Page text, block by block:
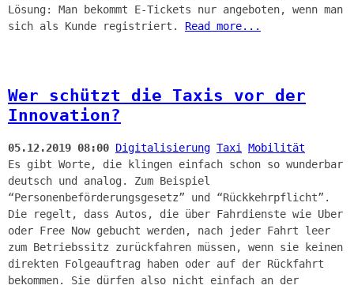
Lösung: Man bekommt E-Tickets nur angeboten, wenn man
sich als Kunde registriert. Read more...
Wer schützt die Taxis vor der
Innovation?
05.12.2019 08:00 Digitalisierung Taxi
Mobilität
Es gibt Worte, die klingen einfach schon so wunderbar
deutsch und analog. Zum Beispiel
“Personenbeförderungsgesetz” und “Rückkehrpflicht”.
Die regelt, dass Autos, die über Fahrdienste wie Uber
oder Free Now gebucht werden, nach jeder Fahrt leer
zum Betriebssitz zurückfahren müssen, wenn sie keinen
direkten Folgeauftrag haben oder auf der Rückfahrt
bekommen. Sie dürfen also nicht einfach an der